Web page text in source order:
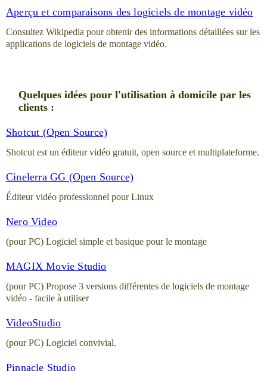
Aperçu et comparaisons des logiciels de montage vidéo
Consultez Wikipedia pour obtenir des informations détaillées sur les
applications de logiciels de montage vidéo.
Quelques idées pour l'utilisation à domicile par les
clients :
Shotcut (Open Source)
Shotcut est un éditeur vidéo gratuit, open source et multiplateforme.
Cinelerra GG (Open Source)
Éditeur vidéo professionnel pour Linux
Nero Video
(pour PC) Logiciel simple et basique pour le montage
MAGIX Movie Studio
(pour PC) Propose 3 versions différentes de logiciels de montage
vidéo - facile à utiliser
VideoStudio
(pour PC) Logiciel convivial.
Pinnacle Studio